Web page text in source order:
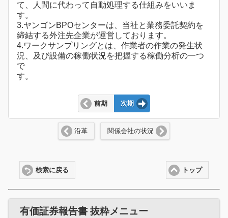
て、人間に代わって自動処理する仕組みをいいま
す。
3.ヤンゴンBPOセンターは、当社と業務委託契約を
締結する外注先企業が運営しております。
4.ワークサンプリングとは、作業者の作業の発生状
況、及び設備の稼働状況を把握する稼働分析の一つ
で
す。
前期 次期
沿革 関係会社の状況
トップ
検索に戻る
有価証券報告書 抜粋メニュー